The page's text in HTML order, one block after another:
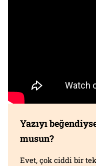
Yazıyı
musun?
Evet, çok ciddi bir